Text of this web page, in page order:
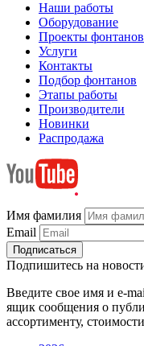
Наши работы
Оборудование
Проекты фонтанов
Услуги
Контакты
Подбор фонтанов
Этапы работы
Производители
Новинки
Распродажа
Имя фамилия
Email
Подписаться
Подпишитесь на
Введите свое имя и e-
ящик сообщения о
ассортименту,